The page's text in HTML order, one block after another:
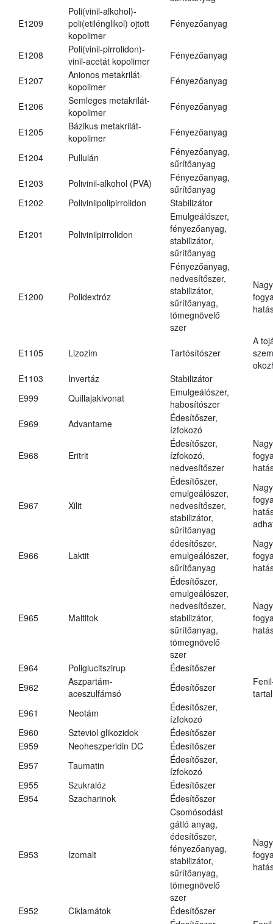
E1209
Poli(vinil-alkohol)-
poli(etilénglikol) ojtott
kopolimer
Fényezőanyag
E1208
Poli(vinil-pirrolidon)-
vinil-acetát kopolimer
Fényezőanyag
E1207
Anionos metakrilát-
kopolimer
Fényezőanyag
E1206
Semleges metakrilát-
kopolimer
Fényezőanyag
E1205
Bázikus metakrilát-
kopolimer
Fényezőanyag
E1204 Pullulán
Fényezőanyag,
sűrítőanyag
E1203
Polivinil-alkohol (PVA)
Fényezőanyag,
sűrítőanyag
E1202
Polivinilpolipirrolidon Stabilizátor
E1201 Polivinilpirrolidon
Emulgeálószer,
fényezőanyag,
stabilizátor,
sűrítőanyag
E1200 Polidextróz
Fényezőanyag,
nedvesítőszer,
stabilizátor,
sűrítőanyag,
tömegnövelő
szer
E1105 Lizozim Tartósítószer
A
E1103
Invertáz
Stabilizátor
E999
Quillajakivonat
Emulgeálószer,
habosítószer
E969
Advantame
Édesítőszer,
ízfokozó
E968 Eritrit
Édesítőszer,
ízfokozó,
nedvesítőszer
E967 Xilit
Édesítőszer,
emulgeálószer,
nedvesítőszer,
stabilizátor,
sűrítőanyag
E966 Laktit
édesítőszer,
emulgeálószer,
sűrítőanyag
E965 Maltitok
Édesítőszer,
emulgeálószer,
nedvesítőszer,
stabilizátor,
sűrítőanyag,
tömegnövelő
szer
E964 Poliglucitszirup
Édesítőszer
E962
Aszpartám-
aceszulfámsó
Édesítőszer
E961
Neotám
Édesítőszer,
ízfokozó
E960
Szteviol glikozidok
Édesítőszer
E959
Neoheszperidin DC
Édesítőszer
E957
Taumatin
Édesítőszer,
ízfokozó
E955
Szukralóz
Édesítőszer
E954
Szacharinok Édesítőszer
E953 Izomalt
Csomósodást
gátló anyag,
édesítőszer,
fényezőanyag,
stabilizátor,
sűrítőanyag,
tömegnövelő
szer
E952 Ciklamátok
Édesítőszer